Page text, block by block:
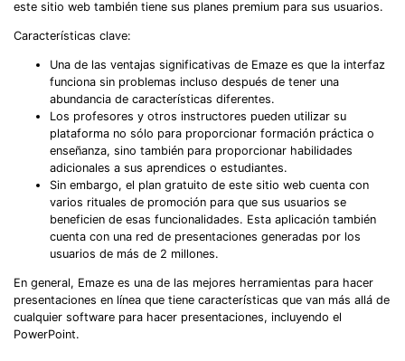
este sitio web también tiene sus planes premium para sus usuarios.
Características clave:
Una de las ventajas significativas de Emaze es que la interfaz
funciona sin problemas incluso después de tener una
abundancia de características diferentes.
Los profesores y otros instructores pueden utilizar su
plataforma no sólo para proporcionar formación práctica o
enseñanza, sino también para proporcionar habilidades
adicionales a sus aprendices o estudiantes.
Sin embargo, el plan gratuito de este sitio web cuenta con
varios rituales de promoción para que sus usuarios se
beneficien de esas funcionalidades. Esta aplicación también
cuenta con una red de presentaciones generadas por los
usuarios de más de 2 millones.
En general, Emaze es una de las mejores herramientas para hacer
presentaciones en línea que tiene características que van más allá de
cualquier software para hacer presentaciones, incluyendo el
PowerPoint.